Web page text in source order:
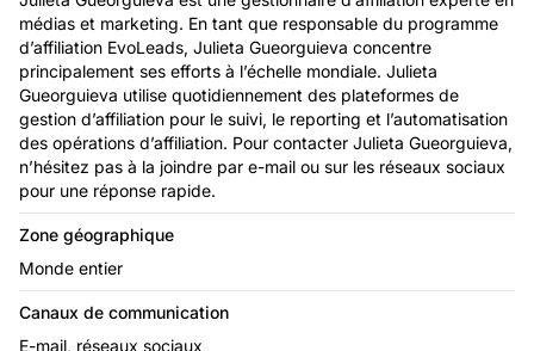
médias et marketing. En tant que responsable du programme
d’affiliation EvoLeads, Julieta Gueorguieva concentre
principalement ses efforts à l’échelle mondiale. Julieta
Gueorguieva utilise quotidiennement des plateformes de
gestion d’affiliation pour le suivi, le reporting et l’automatisation
des opérations d’affiliation. Pour contacter Julieta Gueorguieva,
n’hésitez pas à la joindre par e-mail ou sur les réseaux sociaux
pour une réponse rapide.
Zone géographique
Monde entier
Canaux de communication
E-mail, réseaux sociaux